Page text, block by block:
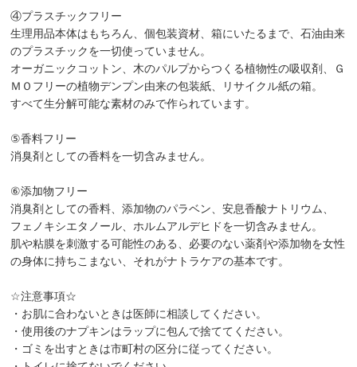
④プラスチックフリー
生理用品本体はもちろん、個包装資材、箱にいたるまで、石油由来
のプラスチックを一切使っていません。
オーガニックコットン、木のパルプからつくる植物性の吸収剤、Ｇ
ＭＯフリーの植物デンプン由来の包装紙、リサイクル紙の箱。
すべて生分解可能な素材のみで作られています。
⑤香料フリー
消臭剤としての香料を一切含みません。
⑥添加物フリー
消臭剤としての香料、添加物のパラベン、安息香酸ナトリウム、
フェノキシエタノール、ホルムアルデヒドを一切含みません。
肌や粘膜を刺激する可能性のある、必要のない薬剤や添加物を女性
の身体に持ちこまない、それがナトラケアの基本です。
☆注意事項☆
・お肌に合わないときは医師に相談してください。
・使用後のナプキンはラップに包んで捨ててください。
・ゴミを出すときは市町村の区分に従ってください。